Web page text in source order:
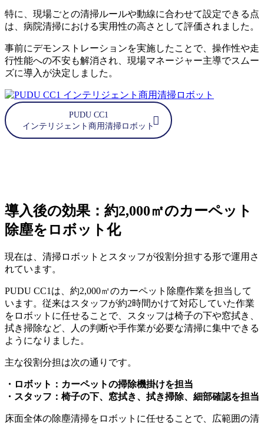
特に、現場ごとの清掃ルールや動線に合わせて設定できる点
は、病院清掃における実用性の高さとして評価されました。
事前にデモンストレーションを実施したことで、操作性や走
行性能への不安も解消され、現場マネージャー主導でスムー
ズに導入が決定しました。
PUDU CC1
インテリジェント商用清掃ロボット
導入後の効果：約2,000㎡のカーペット
除塵をロボット化
現在は、清掃ロボットとスタッフが役割分担する形で運用さ
れています。
PUDU CC1は、約2,000㎡のカーペット除塵作業を担当して
います。従来はスタッフが約2時間かけて対応していた作業
をロボットに任せることで、スタッフは椅子の下や窓拭き、
拭き掃除など、人の判断や手作業が必要な清掃に集中できる
ようになりました。
主な役割分担は次の通りです。
・ロボット：カーペットの掃除機掛けを担当
・スタッフ：椅子の下、窓拭き、拭き掃除、細部確認を担当
床面全体の除塵清掃をロボットに任せることで、広範囲の清